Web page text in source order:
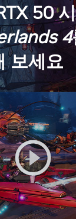
50
4
보세요